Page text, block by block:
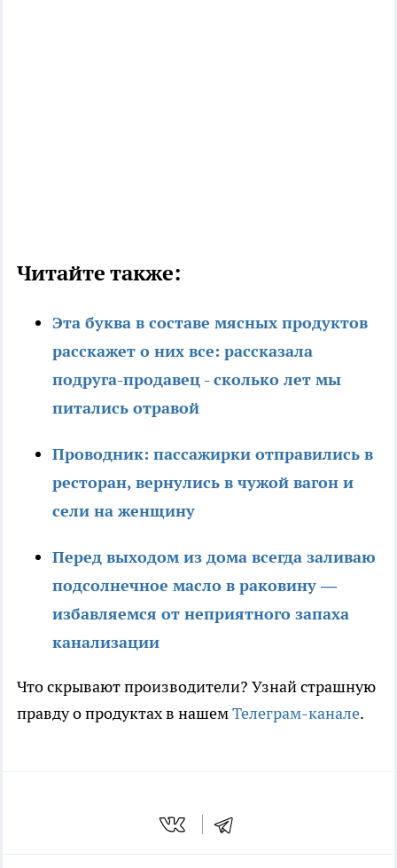
Читайте также:
Эта буква в составе мясных продуктов
расскажет о них все: рассказала
подруга-продавец - сколько лет мы
питались отравой
Проводник: пассажирки отправились в
ресторан, вернулись в чужой вагон и
сели на женщину
Перед выходом из дома всегда заливаю
подсолнечное масло в раковину —
избавляемся от неприятного запаха
канализации
Что скрывают производители? Узнай страшную
правду о продуктах в нашемТелеграм-канале.